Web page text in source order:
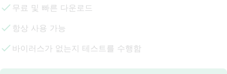
무료 및 빠른 다운로드
항상 사용 가능
바이러스가 없는지 테스트를 수행함